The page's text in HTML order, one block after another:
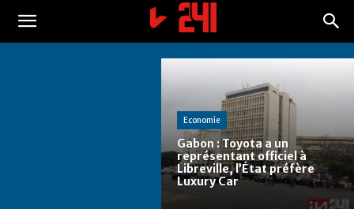
Economie
Gabon : Toyota a un
représentant officiel à
Libreville, l’État préfère
Luxury Car